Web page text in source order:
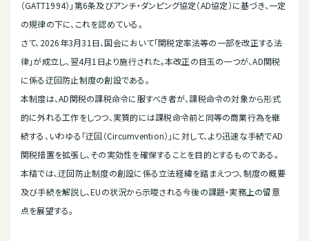
（GATT1994）」第6条及びアンチ・ダンピング協定（AD協定）に基づき、一定
の規律の下に、これを認めている。
さて、2026年3月31日、国会において「関税定率法等の一部を改正する法
律」が成立し、翌4月1日より施行された。本改正の目玉の一つが、AD関税
に係る迂回防止制度の創設である。
本制度は、AD関税の課税命令に服すべき者が、課税命令の対象から形式
的に外れる工作をしつつ、実質的には課税命令前と同等の商業行為を継
続する、いわゆる「迂回（Circumvention）」に対して、より迅速な手続でAD
関税措置を拡張し、その実効性を確保することを目的とするものである。
本稿では、迂回防止制度の創設に係る立法経緯を踏まえつつ、制度の概要
及び手続を解説し、EUの状況から示唆される今後の課題・実務上の留意
点を展望する。